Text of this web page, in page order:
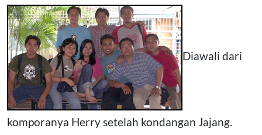
Diawali dari
komporanya Herry setelah kondangan Jajang.